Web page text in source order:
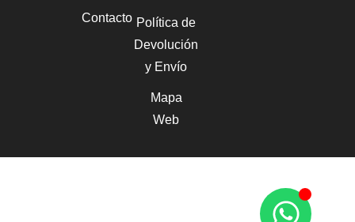
Contacto Política de
Devolución
y Envío
Mapa
Web